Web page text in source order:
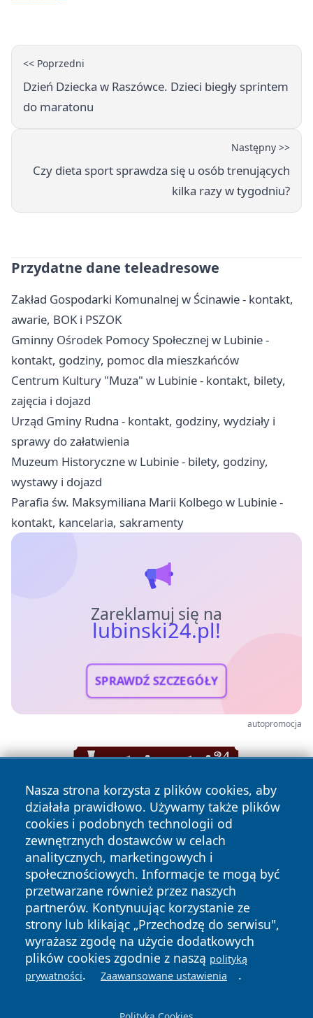
<< Poprzedni
Dzień Dziecka w Raszówce. Dzieci biegły sprintem
do maratonu
Następny >>
Czy dieta sport sprawdza się u osób trenujących
kilka razy w tygodniu?
Przydatne dane teleadresowe
Zakład Gospodarki Komunalnej w Ścinawie - kontakt,
awarie, BOK i PSZOK
Gminny Ośrodek Pomocy Społecznej w Lubinie -
kontakt, godziny, pomoc dla mieszkańców
Centrum Kultury "Muza" w Lubinie - kontakt, bilety,
zajęcia i dojazd
Urząd Gminy Rudna - kontakt, godziny, wydziały i
sprawy do załatwienia
Muzeum Historyczne w Lubinie - bilety, godziny,
wystawy i dojazd
Parafia św. Maksymiliana Marii Kolbego w Lubinie -
kontakt, kancelaria, sakramenty
Zareklamuj się na
lubinski24.pl!
SPRAWDŹ SZCZEGÓŁY
autopromocja
Nasza strona korzysta z plików cookies, aby
działała prawidłowo. Używamy także plików
cookies i podobnych technologii od
zewnętrznych dostawców w celach
analitycznych, marketingowych i
społecznościowych. Informacje te mogą być
przetwarzane również przez naszych
partnerów. Kontynuując korzystanie ze
strony lub klikając „Przechodzę do serwisu",
wyrażasz zgodę na użycie dodatkowych
plików cookies zgodnie z naszą polityką
prywatności. Zaawansowane ustawienia .
Copyright © 2026 lubinski24.pl Wszystkie prawa zastrzeżone.
News Autorzy
Polityka
Prywatności
Polityka
Cookies